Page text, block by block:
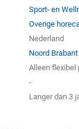
Sport- en
Overige
Nederland
Noord Brabant
Alleen flexibel
-
Langer dan 3